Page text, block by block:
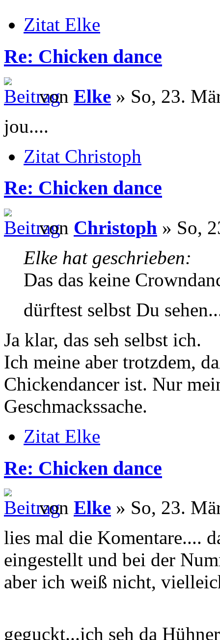
Zitat Elke
Re: Chicken dance
von Elke » So, 23.
jou....
Zitat Christoph
Re: Chicken dance
von Christoph » So,
Elke hat geschrieben:
Das das keine
dürftest selbst Du
Ja klar, das seh selbst ich.
Ich meine aber trotzdem,
Chickendancer ist. Nur
Geschmackssache.
Zitat Elke
Re: Chicken dance
von Elke » So, 23.
lies mal die Komentare....
eingestellt und bei der
aber ich weiß nicht,
geguckt...ich seh da